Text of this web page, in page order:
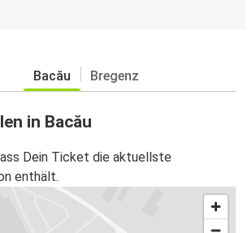
Bacău Bregenz
in Bacău
Dein Ticket die aktuellste
enthält.